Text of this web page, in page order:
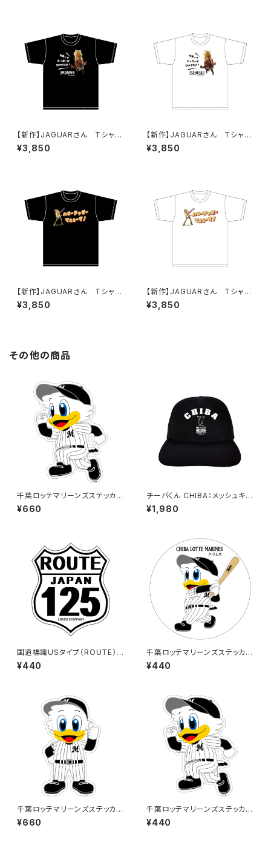
【新作】JAGUARさん Tシャツ
（だまってジャガーについてこ
い！B）Black
¥3,850
【新作】JAGUARさん Tシャツ
（だまってジャガーについてこ
い！B）White
¥3,850
【新作】JAGUARさん Tシャツ
（ハロージャガーでぇぇーす！）Bl
ack
¥3,850
【新作】JAGUARさん Tシャツ
（ハロージャガーでぇぇーす！）W
hite
¥3,850
その他の商品
千葉ロッテマリーンズステッカー
14（大）
¥660
チーバくん CHIBA：メッシュキャ
ップ（ブラック）
¥1,980
国道標識USタイプ（ROUTE）ス
テッカー 125号線（ホワイト）
¥440
千葉ロッテマリーンズステッカー
8
¥440
千葉ロッテマリーンズステッカー
13（大）
¥660
千葉ロッテマリーンズステッカー
14
¥440